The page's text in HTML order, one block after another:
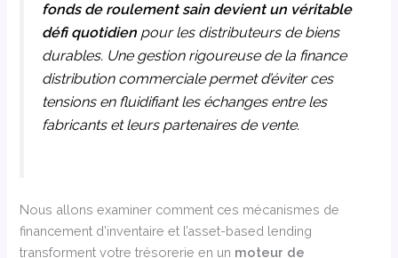
fonds de roulement sain devient un véritable
défi quotidien pour les distributeurs de biens
durables. Une gestion rigoureuse de la finance
distribution commerciale permet d’éviter ces
tensions en fluidifiant les échanges entre les
fabricants et leurs partenaires de vente.
Nous allons examiner comment ces mécanismes de
financement d’inventaire et l’asset-based lending
transforment votre trésorerie en un moteur de